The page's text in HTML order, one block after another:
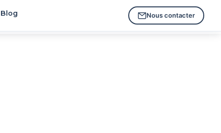
Blog Nous contacter